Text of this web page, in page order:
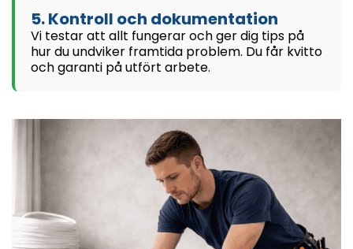
5. Kontroll och dokumentation
Vi testar att allt fungerar och ger dig tips på
hur du undviker framtida problem. Du får kvitto
och garanti på utfört arbete.